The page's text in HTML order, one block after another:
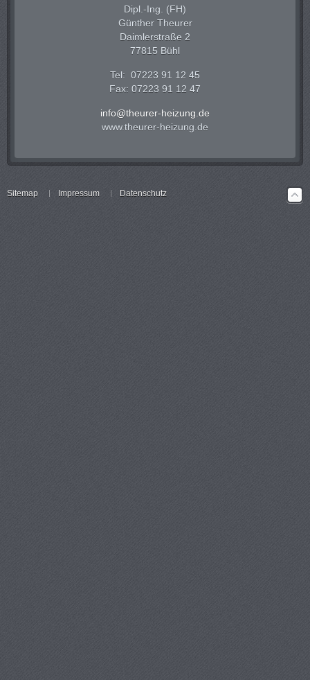
Dipl.-Ing. (FH)
Günther Theurer
Daimlerstraße 2
77815 Bühl
Tel: 07223 91 12 45
Fax: 07223 91 12 47
info@theurer-heizung.de
www.theurer-heizung.de
Sitemap Impressum Datenschutz